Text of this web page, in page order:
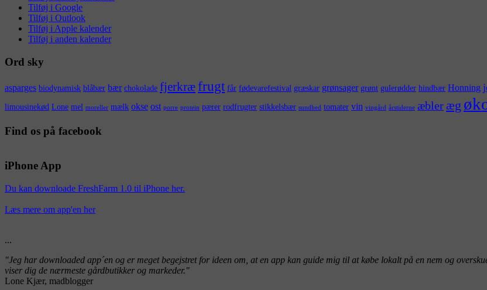
Tilføj i Google
Tilføj i Outlook
Tilføj i Apple kalender
Tilføj i anden kalender
Ord sky
asparges biodynamisk blåbær bær chokolade fjerkræfrugt får fødevarefestival græskar grønsager grønt gulerødder hindbær Honning
limousinekød Lone mel moreller mælk okse ost porre protein pærer rodfrugter stikkelsbær sundhed tomater vin vingård årstiderne æbleræg
Find os på facebook
iPhone App
Du kan downloade FreshFarm 1.0 til iPhone her.
Læs mere om app'en her
...
"Jeg har downloaded app´en og er meget begejstret for ideen om, at en app kan guide mig til at købe lokalt på en nem og
viser dig de nærmeste gårdbutikker og markeder."
Lone Kjær, madblogger